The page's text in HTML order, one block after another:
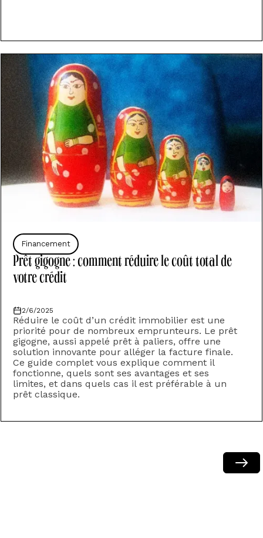
Financement
Prêt gigogne : comment réduire le coût total de
votre crédit
2/6/2025
Réduire le coût d’un crédit immobilier est une
priorité pour de nombreux emprunteurs. Le prêt
gigogne, aussi appelé prêt à paliers, offre une
solution innovante pour alléger la facture finale.
Ce guide complet vous explique comment il
fonctionne, quels sont ses avantages et ses
limites, et dans quels cas il est préférable à un
prêt classique.
Next